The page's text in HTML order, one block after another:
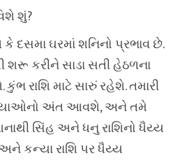
શું?
ઘરમાં શનિનો પ્રભાવ છે.
શરૂ કરીને સાડા સતી હેઠળના
કુંભ રાશિ માટે સારું રહેશે. તમારી
અંત આવશે, અને તમે
સિંહ અને ધનુ રાશિનો ધૈય્ય
કન્યા રાશિ પર ધૈય્ય